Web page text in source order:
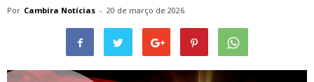
Por Cambira Notícias - 20 de março de 2026